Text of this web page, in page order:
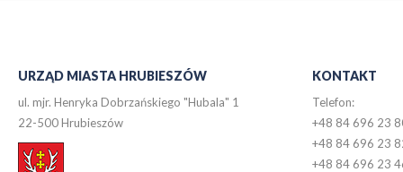
URZĄD MIASTA HRUBIESZÓW
ul. mjr. Henryka Dobrzańskiego "Hubala" 1
22-500 Hrubieszów
KONTAKT
Telefon:
+48 84 696 23
+48 84 696 23
+48 84 696 23